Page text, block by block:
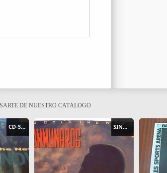
DE NUESTRO CATÁLOGO
CD-SINGLE SINGLE